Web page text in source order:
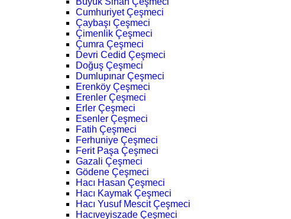
Cumhuriyet Çeşmeci
Çaybaşı Çeşmeci
Çimenlik Çeşmeci
Çumra Çeşmeci
Devri Cedid Çeşmeci
Doğuş Çeşmeci
Dumlupınar Çeşmeci
Erenköy Çeşmeci
Erenler Çeşmeci
Erler Çeşmeci
Esenler Çeşmeci
Fatih Çeşmeci
Ferhuniye Çeşmeci
Ferit Paşa Çeşmeci
Gazali Çeşmeci
Gödene Çeşmeci
Hacı Hasan Çeşmeci
Hacı Kaymak Çeşmeci
Hacı Yusuf Mescit Çeşmeci
Hacıveyiszade Çeşmeci